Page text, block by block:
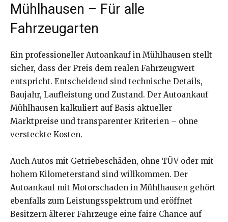
Mühlhausen – Für alle
Fahrzeugarten
Ein professioneller Autoankauf in Mühlhausen stellt
sicher, dass der Preis dem realen Fahrzeugwert
entspricht. Entscheidend sind technische Details,
Baujahr, Laufleistung und Zustand. Der Autoankauf
Mühlhausen kalkuliert auf Basis aktueller
Marktpreise und transparenter Kriterien – ohne
versteckte Kosten.
Auch Autos mit Getriebeschäden, ohne TÜV oder mit
hohem Kilometerstand sind willkommen. Der
Autoankauf mit Motorschaden in Mühlhausen gehört
ebenfalls zum Leistungsspektrum und eröffnet
Besitzern älterer Fahrzeuge eine faire Chance auf